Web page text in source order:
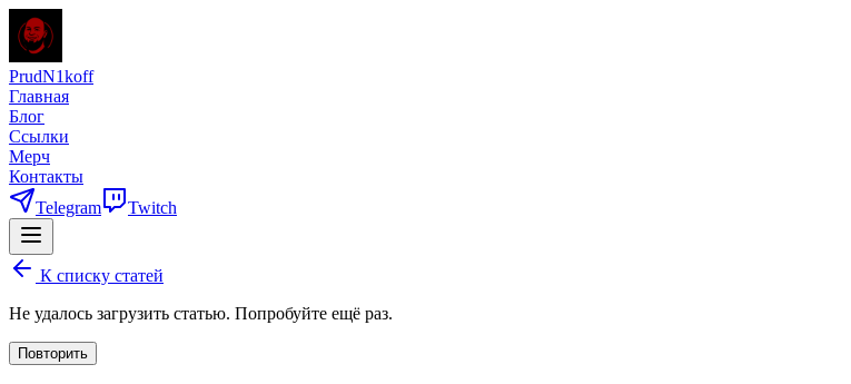
PrudN1koff
Главная
Блог
Ссылки
Мерч
Контакты
Telegram
Twitch
К списку статей
Не удалось загрузить статью. Попробуйте ещё раз.
Повторить